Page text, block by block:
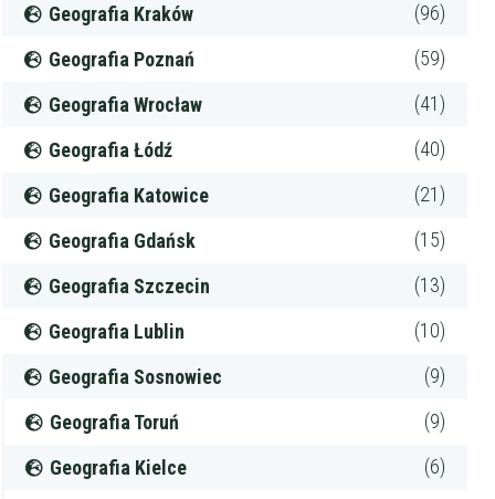
Geografia Kraków (96)
Geografia Poznań (59)
Geografia Wrocław (41)
Geografia Łódź (40)
Geografia Katowice (21)
Geografia Gdańsk (15)
Geografia Szczecin (13)
Geografia Lublin (10)
Geografia Sosnowiec (9)
Geografia Toruń (9)
Geografia Kielce (6)